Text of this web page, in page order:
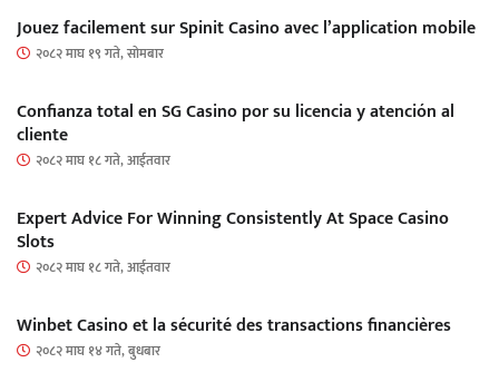
Jouez facilement sur Spinit Casino avec l’application mobile
२०८२ माघ १९ गते, सोमबार
Confianza total en SG Casino por su licencia y atención al
cliente
२०८२ माघ १८ गते, आईतवार
Expert Advice For Winning Consistently At Space Casino
Slots
२०८२ माघ १८ गते, आईतवार
Winbet Casino et la sécurité des transactions financières
२०८२ माघ १४ गते, बुधबार